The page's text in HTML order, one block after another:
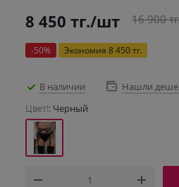
8 450 тг./шт 16 900
-50% Экономия 8 450тг.
В наличии
Нашли
Цвет!: Черный